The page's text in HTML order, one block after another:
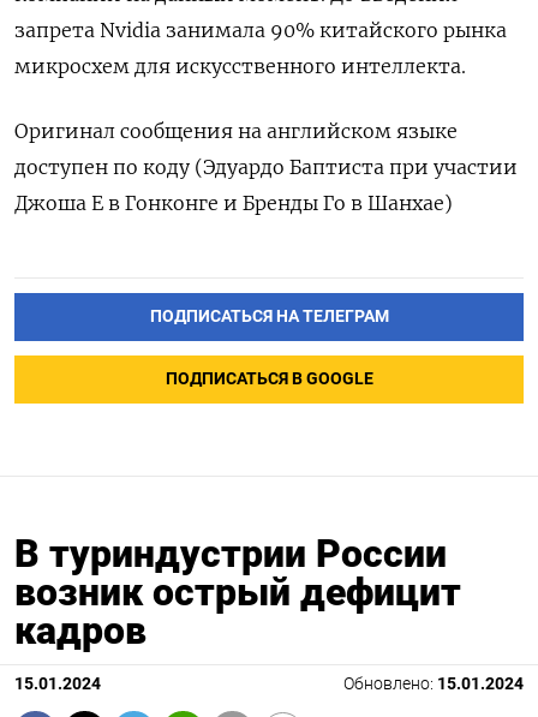
запрета Nvidia занимала 90% китайского рынка
микросхем для искусственного интеллекта.
Оригинал сообщения на английском языке
доступен по коду (Эдуардо Баптиста при участии
Джоша Е в Гонконге и Бренды Го в Шанхае)
ПОДПИСАТЬСЯ НА ТЕЛЕГРАМ
ПОДПИСАТЬСЯ В GOOGLE
В туриндустрии России
возник острый дефицит
кадров
15.01.2024 Обновлено: 15.01.2024